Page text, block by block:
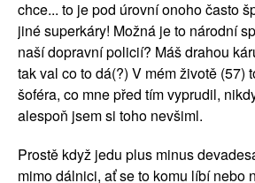
chce... to je pod úrovní onoho často
jiné superkáry! Možná je to národní
naší dopravní policií? Máš drahou
tak val co to dá(?) V mém životě (57)
šoféra, co mne před tím vyprudil,
alespoň jsem si toho nevšiml.
Prostě když jedu plus minus
mimo dálnici, ať se to komu líbí nebo